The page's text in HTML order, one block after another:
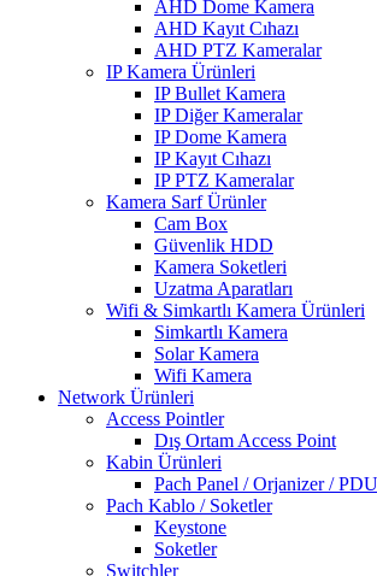
AHD Dome Kamera
AHD Kayıt Cıhazı
AHD PTZ Kameralar
IP Kamera Ürünleri
IP Bullet Kamera
IP Diğer Kameralar
IP Dome Kamera
IP Kayıt Cıhazı
IP PTZ Kameralar
Kamera Sarf Ürünler
Cam Box
Güvenlik HDD
Kamera Soketleri
Uzatma Aparatları
Wifi & Simkartlı Kamera Ürünleri
Simkartlı Kamera
Solar Kamera
Wifi Kamera
Network Ürünleri
Access Pointler
Dış Ortam Access Point
Kabin Ürünleri
Pach Panel / Orjanizer / PDU
Pach Kablo / Soketler
Keystone
Soketler
Switchler